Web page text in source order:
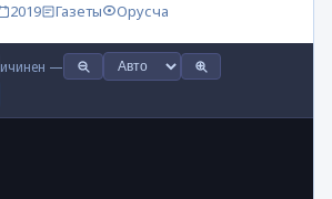
2019 Газеты Орусча
ичинен —